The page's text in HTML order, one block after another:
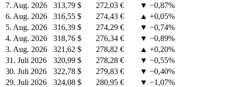
7. Aug. 2026
313,79 $ 272,03 €
▼ −0,87%
6. Aug. 2026
316,55 $ 274,43 €
▲ +0,05%
5. Aug. 2026
316,39 $ 274,29 €
▼ −0,74%
4. Aug. 2026
318,76 $ 276,34 €
▼ −0,89%
3. Aug. 2026
321,62 $ 278,82 €
▲ +0,20%
31. Juli 2026
320,99 $ 278,28 €
▼ −0,55%
30. Juli 2026
322,78 $ 279,83 €
▼ −0,40%
29. Juli 2026
324,08 $ 280,95 €
▼ −1,07%